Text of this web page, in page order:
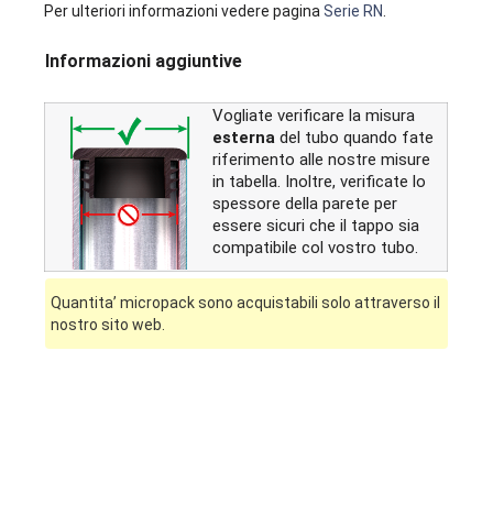
Per ulteriori informazioni vedere paginaSerie RN.
Informazioni aggiuntive
Vogliate verificare la misura
esterna del tubo quando fate
riferimento alle nostre misure
in tabella. Inoltre, verificate lo
spessore della parete per
essere sicuri che il tappo sia
compatibile col vostro tubo.
Quantita’ micropack sono acquistabili solo attraverso il
nostro sito web.